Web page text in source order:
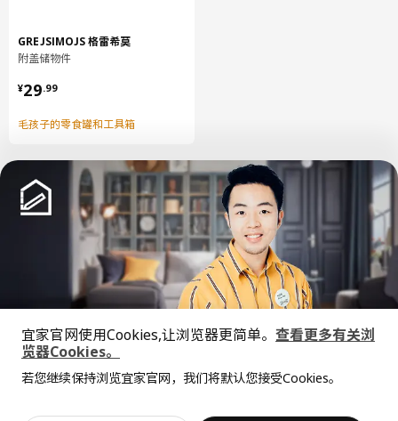
GREJSIMOJS 格雷希莫
附盖储物件
¥29.99
¥ 29.99
毛孩子的零食罐和工具箱
抱歉，该商品在所选地区暂时缺货。
中文 English
© Inter IKEA Systems B.V. 1999-2026
隐私政策
上海工商 沪公网安备 31010402001069号
宜家AI购物助手算法 网信算备310104755117001240013号
价格透明，设计专业，现货供应
宜家官网使用Cookies,让浏览器更简单。 查看更多有关浏
览器Cookies。
若您继续保持浏览宜家官网，我们将默认您接受Cookies。